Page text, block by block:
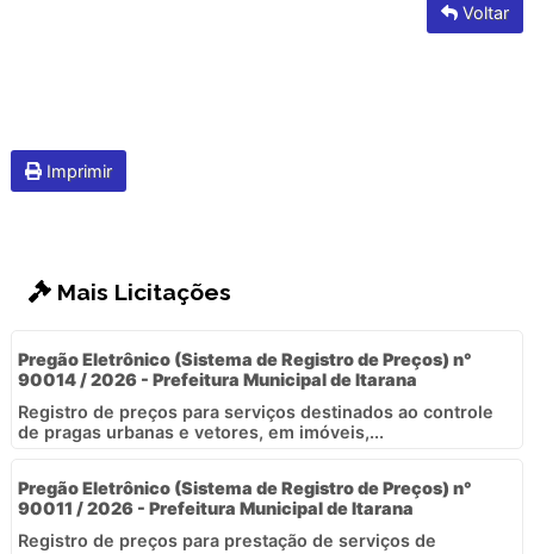
Voltar
Imprimir
Mais Licitações
Pregão Eletrônico (Sistema de Registro de Preços) n°
90014 / 2026 - Prefeitura Municipal de Itarana
Registro de preços para serviços destinados ao controle
de pragas urbanas e vetores, em imóveis,...
Pregão Eletrônico (Sistema de Registro de Preços) n°
90011 / 2026 - Prefeitura Municipal de Itarana
Registro de preços para prestação de serviços de